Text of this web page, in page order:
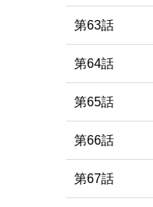
第63話
第64話
第65話
第66話
第67話